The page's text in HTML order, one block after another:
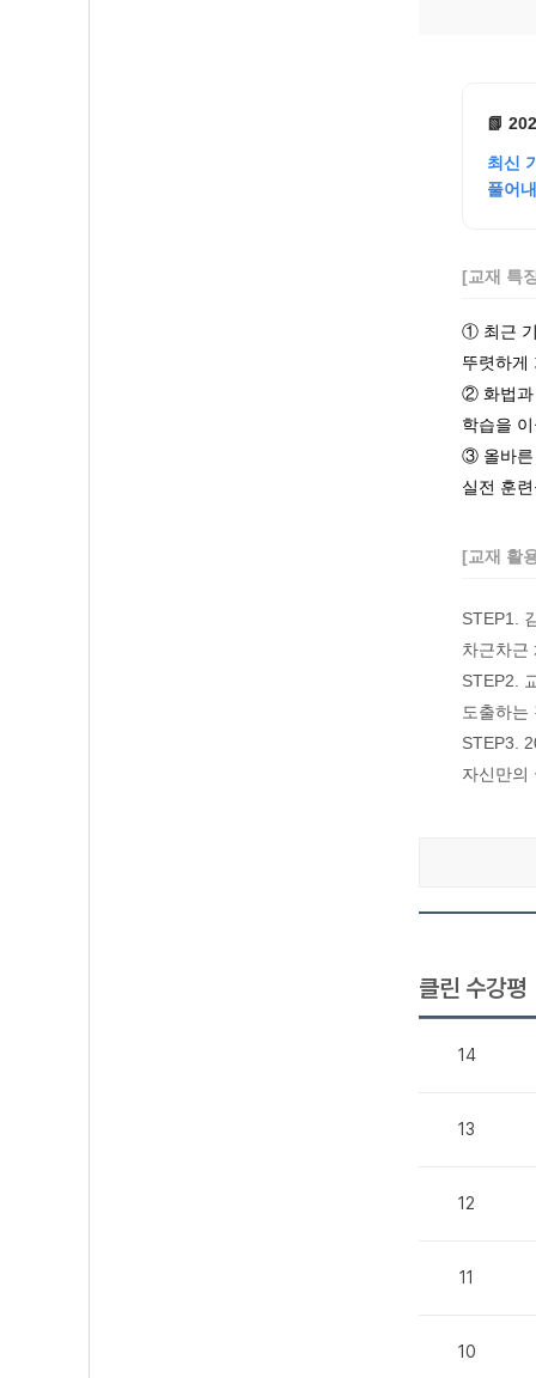
📗
최신
풀어
[교재 특
① 최근 기
뚜렷하게
② 화법과
학습을
③ 올바른
실전 훈
[교재 활
STEP1.
차근차근
STEP2.
도출하는
STEP3.
자신만의
클린 수강평
14
13
12
11
10